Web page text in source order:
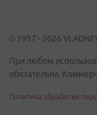
© 1997 - 2026
При любом
обязательна.
Политика обработки